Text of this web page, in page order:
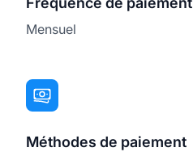
Mensuel
Méthodes de paiement